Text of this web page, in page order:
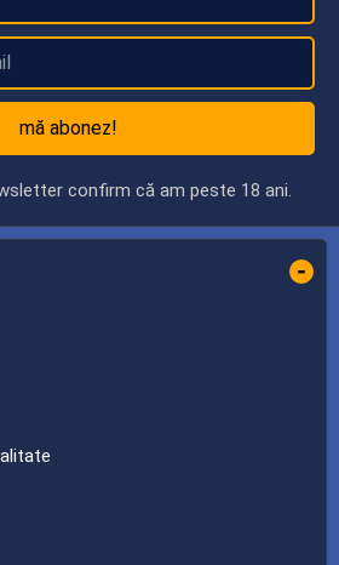
mă abonez!
confirm că am peste 18 ani.
-